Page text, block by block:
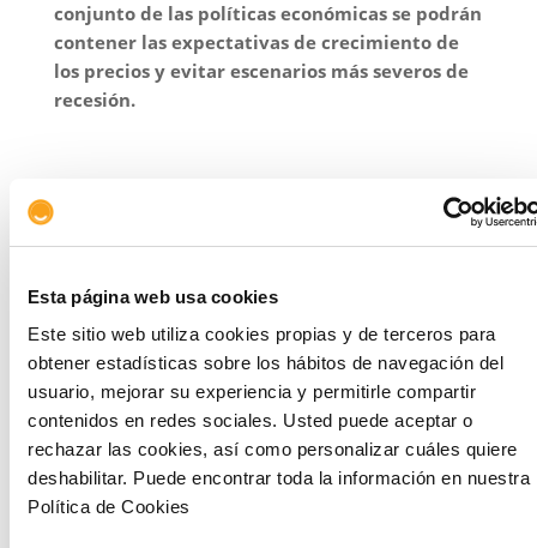
Esta página web usa cookies
Este sitio web utiliza cookies propias y de terceros para
obtener estadísticas sobre los hábitos de navegación del
usuario, mejorar su experiencia y permitirle compartir
contenidos en redes sociales. Usted puede aceptar o
rechazar las cookies, así como personalizar cuáles quiere
deshabilitar. Puede encontrar toda la información en nuestra
Política de Cookies
conjunto de las políticas económicas se podrán
contener las expectativas de crecimiento de
los precios y evitar escenarios más severos de
recesión.
Artículos relacionados